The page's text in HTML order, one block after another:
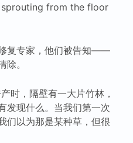
from the floor
复专家，他们被告知——
。
时，隔壁有一大片竹林，
发现什么。当我们第一次
们以为那是某种草，但很